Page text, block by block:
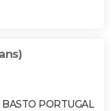
BASTO PORTUGAL